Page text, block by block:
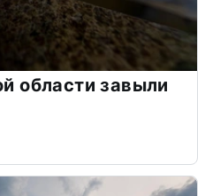
области завыли